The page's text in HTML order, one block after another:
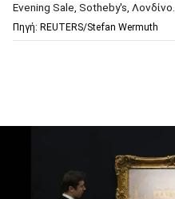
Evening Sale, Sotheby's, Λονδίνο.
Πηγή: REUTERS/Stefan Wermuth